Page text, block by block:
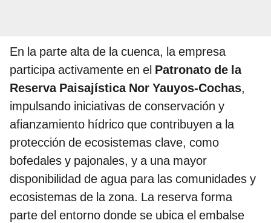
En la parte alta de la cuenca, la empresa
participa activamente en el Patronato de la
Reserva Paisajística Nor Yauyos-Cochas,
impulsando iniciativas de conservación y
afianzamiento hídrico que contribuyen a la
protección de ecosistemas clave, como
bofedales y pajonales, y a una mayor
disponibilidad de agua para las comunidades y
ecosistemas de la zona. La reserva forma
parte del entorno donde se ubica el embalse